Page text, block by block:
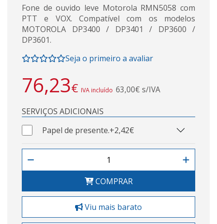
Fone de ouvido leve Motorola RMN5058 com
PTT e VOX. Compatível com os modelos
MOTOROLA DP3400 / DP3401 / DP3600 /
DP3601.
Seja o primeiro a avaliar
76,23€ IVA incluído 63,00€ s/IVA
SERVIÇOS ADICIONAIS
Papel de presente.+2,42€
COMPRAR
Viu mais barato